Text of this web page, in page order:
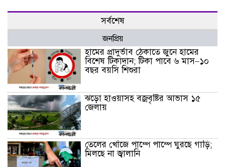
সর্বশেষ
জনপ্রিয়
হামের প্রাদুর্ভাব ঠেকাতে জুনে হামের
বিশেষ টিকাদান; টিকা পাবে ৬ মাস–১০
বছর বয়সি শিশুরা
ঝড়ো হাওয়াসহ বজ্রবৃষ্টির আভাস ১৫
জেলায়
তেলের খোঁজে পাম্পে পাম্পে ঘুরছে গাড়ি;
মিলছে না জ্বালানি